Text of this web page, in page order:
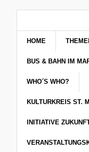
HOME
BUS & BAHN IM
WHO´S WHO?
KULTURKREIS ST.
INITIATIVE